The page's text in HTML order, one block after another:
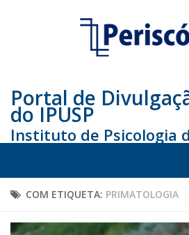
Portal de
do IPUSP
Instituto de Psicologia
Home
COM ETIQUETA: PRIMATOLOGIA